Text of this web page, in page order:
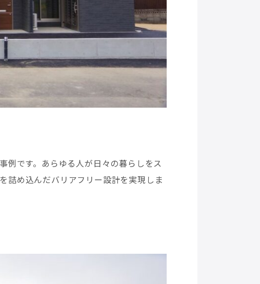
例です。あらゆる人が日々の暮らしをス
詰め込んだバリアフリー設計を実現しま